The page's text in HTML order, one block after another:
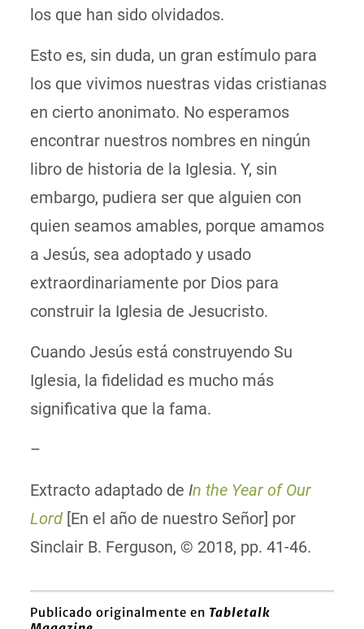
los que han sido olvidados.
Esto es, sin duda, un gran estímulo para
los que vivimos nuestras vidas cristianas
en cierto anonimato. No esperamos
encontrar nuestros nombres en ningún
libro de historia de la Iglesia. Y, sin
embargo, pudiera ser que alguien con
quien seamos amables, porque amamos
a Jesús, sea adoptado y usado
extraordinariamente por Dios para
construir la Iglesia de Jesucristo.
Cuando Jesús está construyendo Su
Iglesia, la fidelidad es mucho más
significativa que la fama.
–
Extracto adaptado de In the Year of Our
Lord [En el año de nuestro Señor] por
Sinclair B. Ferguson, © 2018, pp. 41-46.
Publicado originalmente en Tabletalk